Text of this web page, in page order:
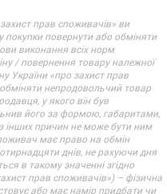
прав споживачів» ви
повернути або обміняти
виконання всіх норм
/ повернення товару належної
України «про захист прав
непродовольчий товар
у якого він був
його за формою, габаритами,
інших причин не може бути ним
має право на обмін
днів, не рахуючи дня
в такому значенні згідно
прав споживачів») – фізична
або має намір придбати чи